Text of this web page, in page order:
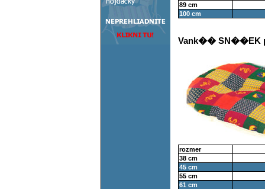
89 cm
100 cm
Vank�� SN��EK
rozmer
38 cm
45 cm
55 cm
61 cm